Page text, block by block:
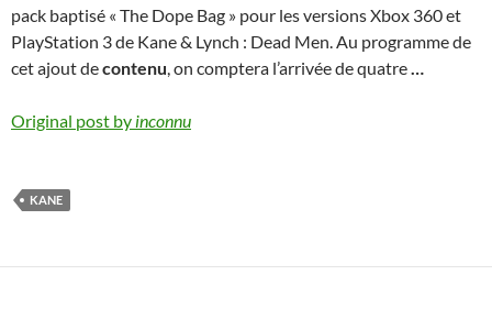
pack baptisé « The Dope Bag » pour les versions Xbox 360 et
PlayStation 3 de Kane & Lynch : Dead Men. Au programme de
cet ajout decontenu, on comptera l’arrivée de quatre…
Original post by inconnu
KANE